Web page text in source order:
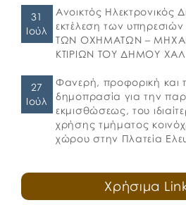
31
Ιούλ
Ανοικτός Ηλεκτρονικός
εκτέλεση των
ΤΩΝ ΟΧΗΜΑΤΩΝ –
ΚΤΙΡΙΩΝ ΤΟΥ ΔΗΜΟΥ
27
Ιούλ
Φανερή, προφορική και
δημοπρασία για την
εκμισθώσεως, του
χρήσης τμήματος
χώρου στην Πλατεία
Χρήσιμα